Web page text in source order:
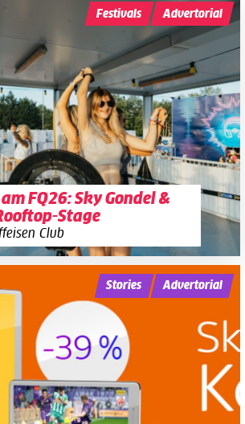
FQ26: Sky Gondel &
Stage
Club
Festivals Advertorial
Stories Advertorial